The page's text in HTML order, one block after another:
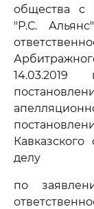
общества с
"Р.С.
делу
по